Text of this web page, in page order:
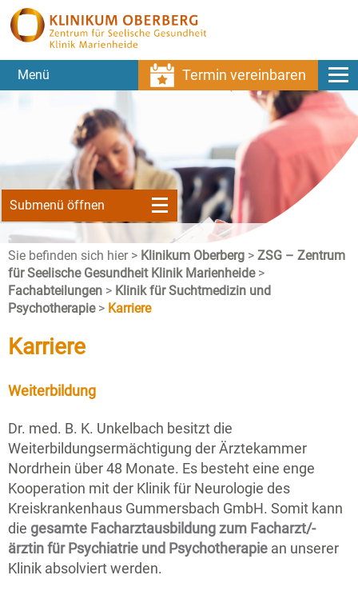
Termin vereinbaren
Menü
Submenü öffnen
Sie befinden sich hier > Klinikum Oberberg > ZSG – Zentrum
für Seelische Gesundheit Klinik Marienheide >
Fachabteilungen > Klinik für Suchtmedizin und
Psychotherapie > Karriere
Karriere
Weiterbildung
Dr. med. B. K. Unkelbach besitzt die
Weiterbildungsermächtigung der Ärztekammer
Nordrhein über 48 Monate. Es besteht eine enge
Kooperation mit der Klinik für Neurologie des
Kreiskrankenhaus Gummersbach GmbH. Somit kann
die gesamte Facharztausbildung zum Facharzt/-
ärztin für Psychiatrie und Psychotherapie an unserer
Klinik absolviert werden.